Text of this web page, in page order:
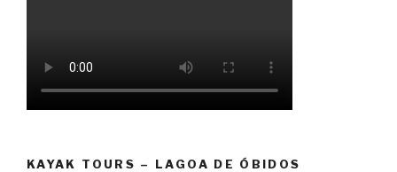
KAYAK TOURS – LAGOA DE ÓBIDOS